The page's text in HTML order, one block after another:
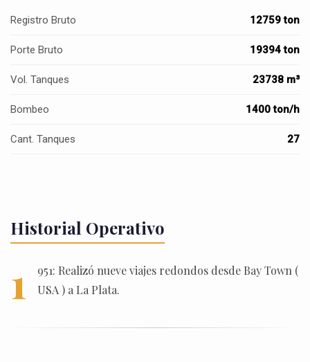
Registro Bruto 12759 ton
Porte Bruto 19394 ton
Vol. Tanques 23738 m³
Bombeo 1400 ton/h
Cant. Tanques 27
Historial Operativo
1
951: Realizó nueve viajes redondos desde Bay Town (
USA ) a La Plata.